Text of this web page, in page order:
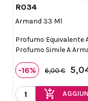
R034
Armand 33 Ml
Profumo Equivalente
Profumo Simile A
-16% 6,00 €
add_shopping_cart